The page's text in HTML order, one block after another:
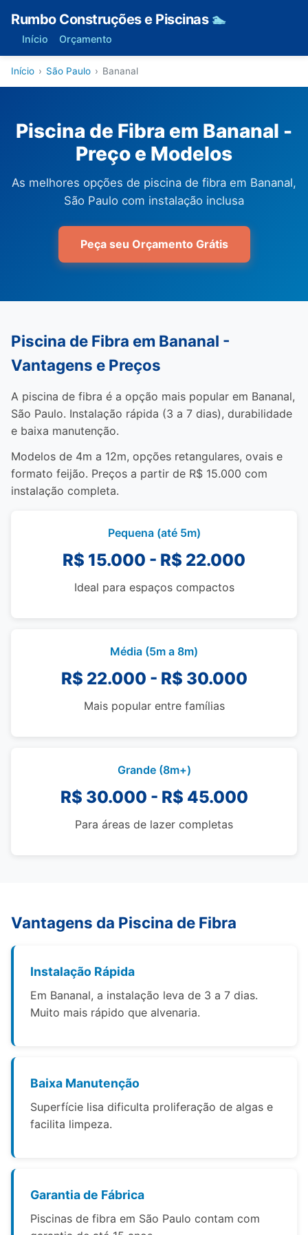
Rumbo Construções e Piscinas 🏊
Início Orçamento
Início › São Paulo › Bananal
Piscina de Fibra em Bananal -
Preço e Modelos
As melhores opções de piscina de fibra em Bananal,
São Paulo com instalação inclusa
Peça seu Orçamento Grátis
Piscina de Fibra em Bananal -
Vantagens e Preços
A piscina de fibra é a opção mais popular em Bananal,
São Paulo. Instalação rápida (3 a 7 dias), durabilidade
e baixa manutenção.
Modelos de 4m a 12m, opções retangulares, ovais e
formato feijão. Preços a partir de R$ 15.000 com
instalação completa.
Pequena (até 5m)
R$ 15.000 - R$ 22.000
Ideal para espaços compactos
Média (5m a 8m)
R$ 22.000 - R$ 30.000
Mais popular entre famílias
Grande (8m+)
R$ 30.000 - R$ 45.000
Para áreas de lazer completas
Vantagens da Piscina de Fibra
Instalação Rápida
Em Bananal, a instalação leva de 3 a 7 dias.
Muito mais rápido que alvenaria.
Baixa Manutenção
Superfície lisa dificulta proliferação de algas e
facilita limpeza.
Garantia de Fábrica
Piscinas de fibra em São Paulo contam com